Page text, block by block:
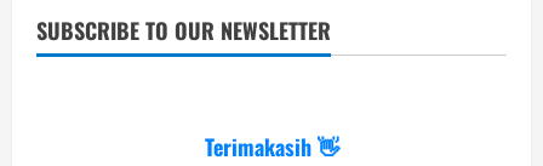
SUBSCRIBE TO OUR NEWSLETTER
Terimakasih 👋